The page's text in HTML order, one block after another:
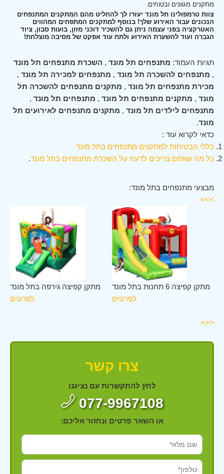
מתקנים מגוונים ובטוחים.
צוות טרמפולינו תל מונד יעזרו לך להחליט מהם המתקנים המתנפחים
הנכונים עבור האירוע שלך! בנוסף למתקנים המתפחים המהווים
האטרקציה בפני עצמה ניתן גם להשכיר דוכני מזון, בועות סבון, ציוד
הגברה ועוד להשערת האירוע ולתת עוד אפקט של מסיבה מוצלחת!
תגיות העמוד: מתנפחים תל מונד , השכרת מתנפחים תל מונד
, מתנפחים להשכרה תל מונד , מתנפחים למכירה תל מונד ,
מכירת מתנפחים תל מונד , מתקנים מתנפחים להשכרה תל
מונד , מתקנים מתנפחים תל מונד , מתנפחים תל מונד ,
מתנפחים לילדים תל מונד , מתקנים מתנפחים לאירועים תל
מונד.
כדאי לקרוא עוד :
כללי הבטיחות למתקנים מתנפחים בתל מונד
כל מה שאתם צריכים לדעת על השכרת מתנפחים בתל מונד.
מבצעי מתנפחים בתל מונד:
>>>
מתקן קפיצה גירפה בתל מונד
לפרטים
מתקן קפיצה 6 תחנות בתל מונד
לפרטים
<<<
צרו קשר
לחץ להתקשרות עם נציגנו
077-9967108
או השאר פרטים ונחזור אליכם: